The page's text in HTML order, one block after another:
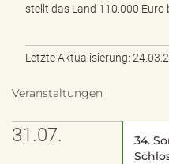
stellt das Land 110.000 Euro
Letzte Aktualisierung:
Veranstaltungen
31.07.
34.